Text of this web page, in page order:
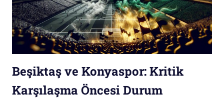
Beşiktaş ve Konyaspor: Kritik
Karşılaşma Öncesi Durum